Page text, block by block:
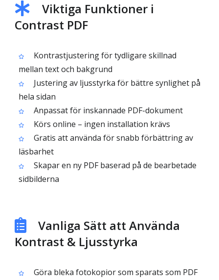
Viktiga Funktioner i
Contrast PDF
Kontrastjustering för tydligare skillnad
mellan text och bakgrund
Justering av ljusstyrka för bättre synlighet på
hela sidan
Anpassat för inskannade PDF-dokument
Körs online – ingen installation krävs
Gratis att använda för snabb förbättring av
läsbarhet
Skapar en ny PDF baserad på de bearbetade
sidbilderna
Vanliga Sätt att Använda
Kontrast & Ljusstyrka
Göra bleka fotokopior som sparats som PDF